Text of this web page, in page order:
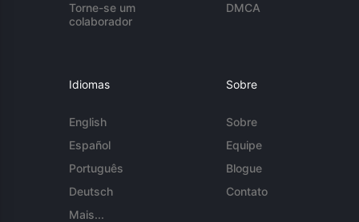
Torne-se um
colaborador
DMCA
Idiomas
English
Español
Português
Deutsch
Mais...
Sobre
Sobre
Equipe
Blogue
Contato